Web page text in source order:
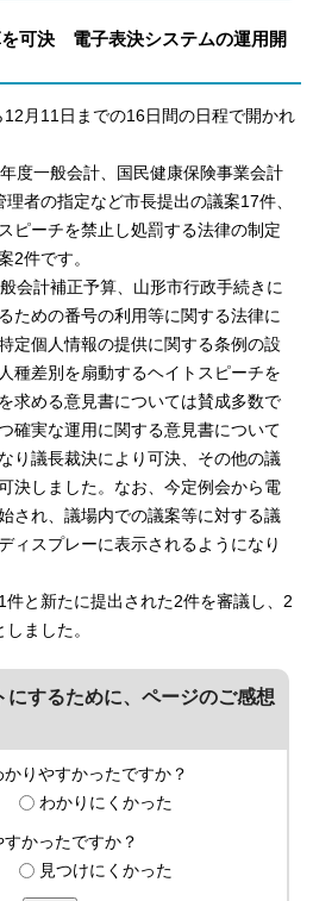
可決 電子表決システムの運用開
月11日までの16日間の日程で開かれ
度一般会計、国民健康保険事業会計
者の指定など市長提出の議案17件、
ピーチを禁止し処罰する法律の制定
2件です。
会計補正予算、山形市行政手続きに
ための番号の利用等に関する法律に
定個人情報の提供に関する条例の設
種差別を扇動するヘイトスピーチを
求める意見書については賛成多数で
確実な運用に関する意見書について
り議長裁決により可決、その他の議
決しました。なお、今定例会から電
され、議場内での議案等に対する議
ィスプレーに表示されるようになり
件と新たに提出された2件を審議し、2
ました。
にするために、ページのご感想
りやすかったですか？
わかりにくかった
かったですか？
見つけにくかった